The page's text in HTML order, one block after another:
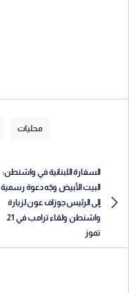
محليات
السفارة اللبنانية في واشنطن:
البيت الأبيض وجّه دعوة رسمية
إلى الرئيس جوزاف عون لزيارة
واشنطن ولقاء ترامب في 21
تموز